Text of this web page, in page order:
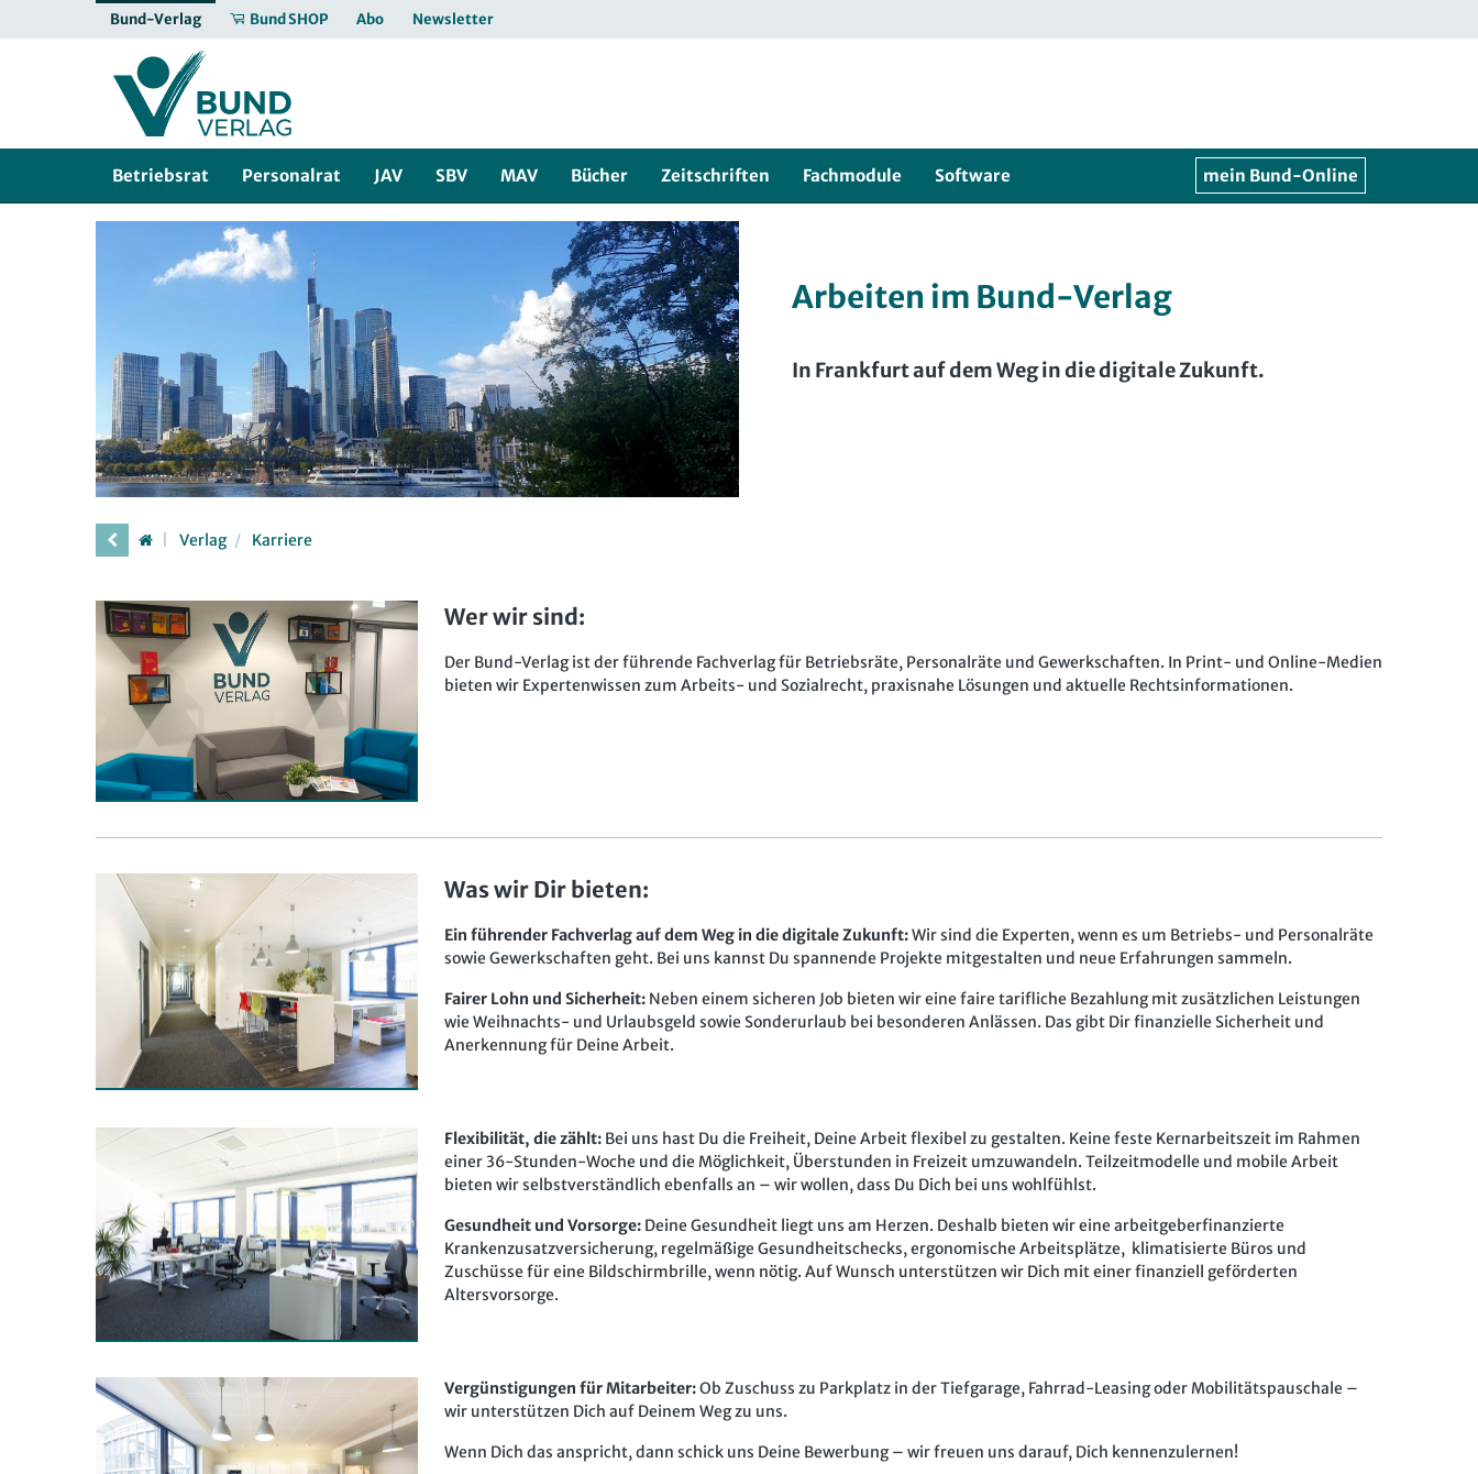
Bund-Verlag Bund SHOP Abo Newsletter
Betriebsrat Personalrat JAV SBV MAV Bücher Zeitschriften Fachmodule Software mein Bund-Online
Arbeiten im Bund-Verlag
In Frankfurt auf dem Weg in die digitale Zukunft.
Verlag Karriere
Wer wir sind:
Der Bund-Verlag ist der führende Fachverlag für Betriebsräte, Personalräte und Gewerkschaften. In Print- und Online-Medien
bieten wir Expertenwissen zum Arbeits- und Sozialrecht, praxisnahe Lösungen und aktuelle Rechtsinformationen.
Was wir Dir bieten:
Ein führender Fachverlag auf dem Weg in die digitale Zukunft:Wir sind die Experten, wenn es um Betriebs- und Personalräte
sowie Gewerkschaften geht. Bei uns kannst Du spannende Projekte mitgestalten und neue Erfahrungen sammeln.
Fairer Lohn und Sicherheit:Neben einem sicheren Job bieten wir eine faire tarifliche Bezahlung mit zusätzlichen Leistungen
wie Weihnachts- und Urlaubsgeld sowie Sonderurlaub bei besonderen Anlässen. Das gibt Dir finanzielle Sicherheit und
Anerkennung für Deine Arbeit.
Flexibilität, die zählt:Bei uns hast Du die Freiheit, Deine Arbeit flexibel zu gestalten. Keine feste Kernarbeitszeit im Rahmen
einer 36-Stunden-Woche und die Möglichkeit, Überstunden in Freizeit umzuwandeln. Teilzeitmodelle und mobile Arbeit
bieten wir selbstverständlich ebenfalls an – wir wollen, dass Du Dich bei uns wohlfühlst.
Gesundheit und Vorsorge:Deine Gesundheit liegt uns am Herzen. Deshalb bieten wir eine arbeitgeberfinanzierte
Krankenzusatzversicherung, regelmäßige Gesundheitschecks, ergonomische Arbeitsplätze, klimatisierte Büros und
Zuschüsse für eine Bildschirmbrille, wenn nötig. Auf Wunsch unterstützen wir Dich mit einer finanziell geförderten
Altersvorsorge.
Vergünstigungen für Mitarbeiter:Ob Zuschuss zu Parkplatz in der Tiefgarage, Fahrrad-Leasing oder Mobilitätspauschale –
wir unterstützen Dich auf Deinem Weg zu uns.
Wenn Dich das anspricht, dann schick uns Deine Bewerbung – wir freuen uns darauf, Dich kennenzulernen!